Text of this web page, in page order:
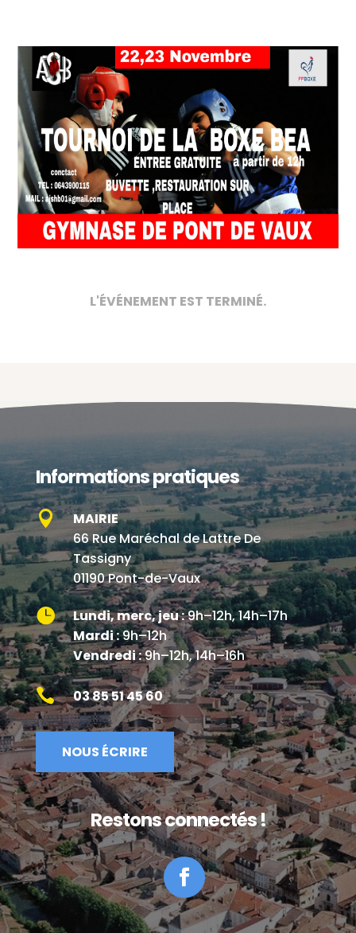
L'ÉVÉNEMENT EST TERMINÉ.
Informations pratiques

MAIRIE
66 Rue Maréchal de Lattre De
Tassigny
01190 Pont-de-Vaux
 Lundi, merc, jeu :9h–12h, 14h–17h
Mardi :9h–12h
Vendredi :9h–12h, 14h–16h
 03 85 51 45 60
NOUS ÉCRIRE
Restons connectés !
Facebook